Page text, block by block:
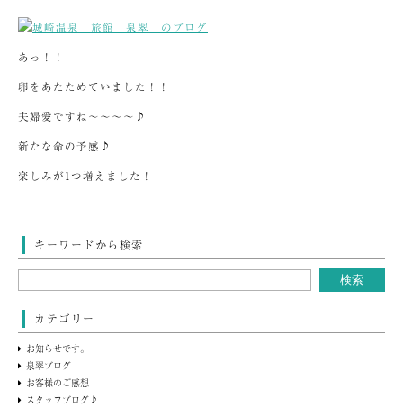
あっ！！
卵をあたためていました！！
夫婦愛ですね～～～～♪
新たな命の予感♪
楽しみが1つ増えました！
キーワードから検索
カテゴリー
お知らせです。
泉翠ブログ
お客様のご感想
スタッフブログ♪